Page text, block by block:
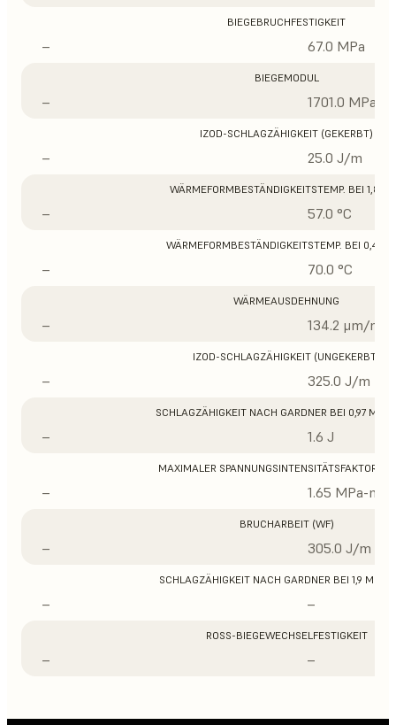
BIEGEBRUCHFESTIGKEIT
– 67.0 MPa
BIEGEMODUL
– 1701.0 MPa
IZOD-SCHLAGZÄHIGKEIT (GEKERBT)
– 25.0 J/m
WÄRMEFORMBESTÄNDIGKEITSTEMP. BEI 1,8
– 57.0 °C
WÄRMEFORMBESTÄNDIGKEITSTEMP. BEI 0,45
– 70.0 °C
WÄRMEAUSDEHNUNG
– 134.2 μm/m/
IZOD-SCHLAGZÄHIGKEIT (UNGEKERBT)
– 325.0 J/m
SCHLAGZÄHIGKEIT NACH GARDNER BEI 0,97 MM
– 1.6 J
MAXIMALER SPANNUNGSINTENSITÄTSFAKTOR
– 1.65 MPa-m1/
BRUCHARBEIT (WF)
– 305.0 J/m
SCHLAGZÄHIGKEIT NACH GARDNER BEI 1,9 MM
– –
ROSS-BIEGEWECHSELFESTIGKEIT
– –